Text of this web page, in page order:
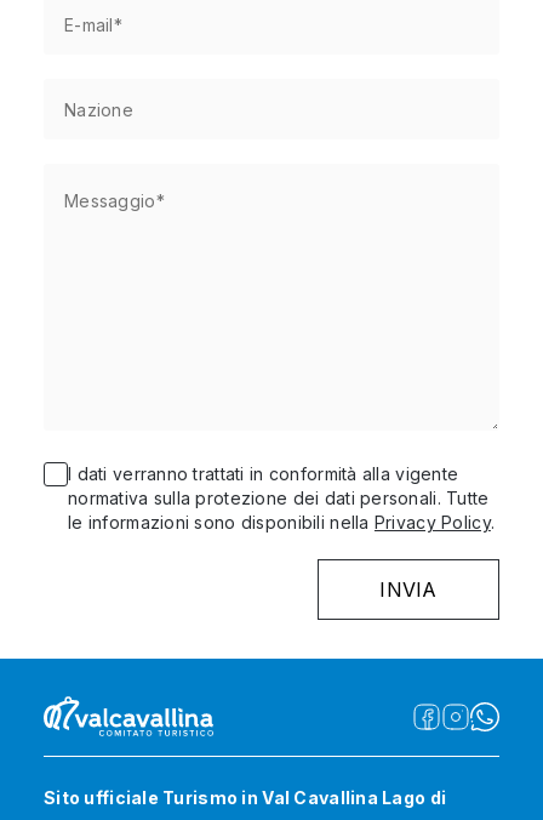
I dati verranno trattati in conformità alla vigente
normativa sulla protezione dei dati personali. Tutte
le informazioni sono disponibili nella Privacy Policy.
Sito ufficiale Turismo in Val Cavallina Lago di